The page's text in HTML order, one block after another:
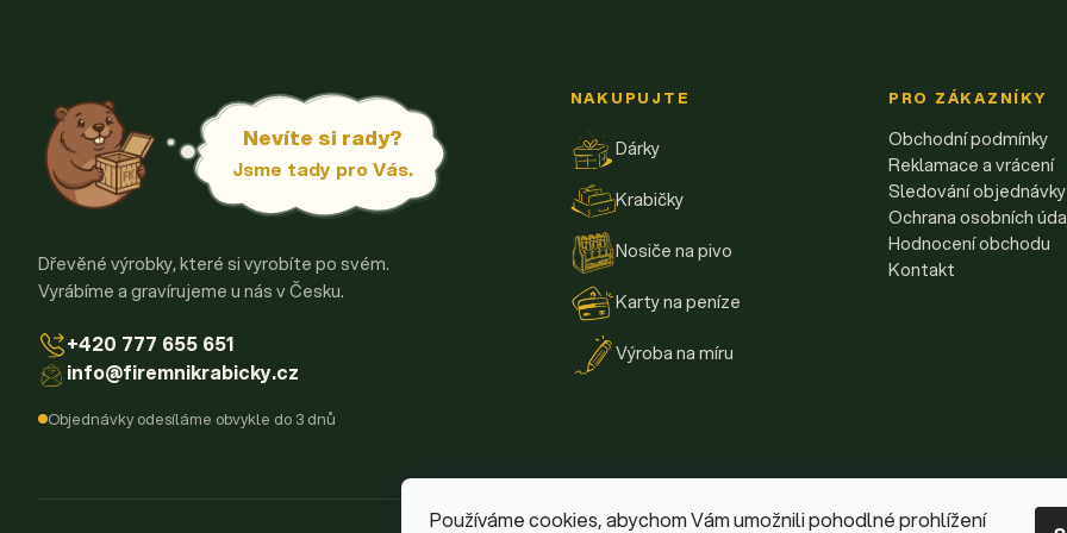
Používáme cookies, abychom Vám umožnili pohodlné prohlížení
Nevíte si rady?
Jsme tady pro Vás.
Dřevěné výrobky, které si vyrobíte po svém.
Vyrábíme a gravírujeme u nás v Česku.
+420 777 655 651
info@firemnikrabicky.cz
Objednávky odesíláme obvykle do 3 dnů
NAKUPUJTE
Dárky
Krabičky
Nosiče na pivo
Karty na peníze
Výroba na míru
PRO ZÁKAZNÍKY
Obchodní podmínky
Reklamace a vrácení
Sledování objednávky
Ochrana osobních
Hodnocení obchodu
Kontakt